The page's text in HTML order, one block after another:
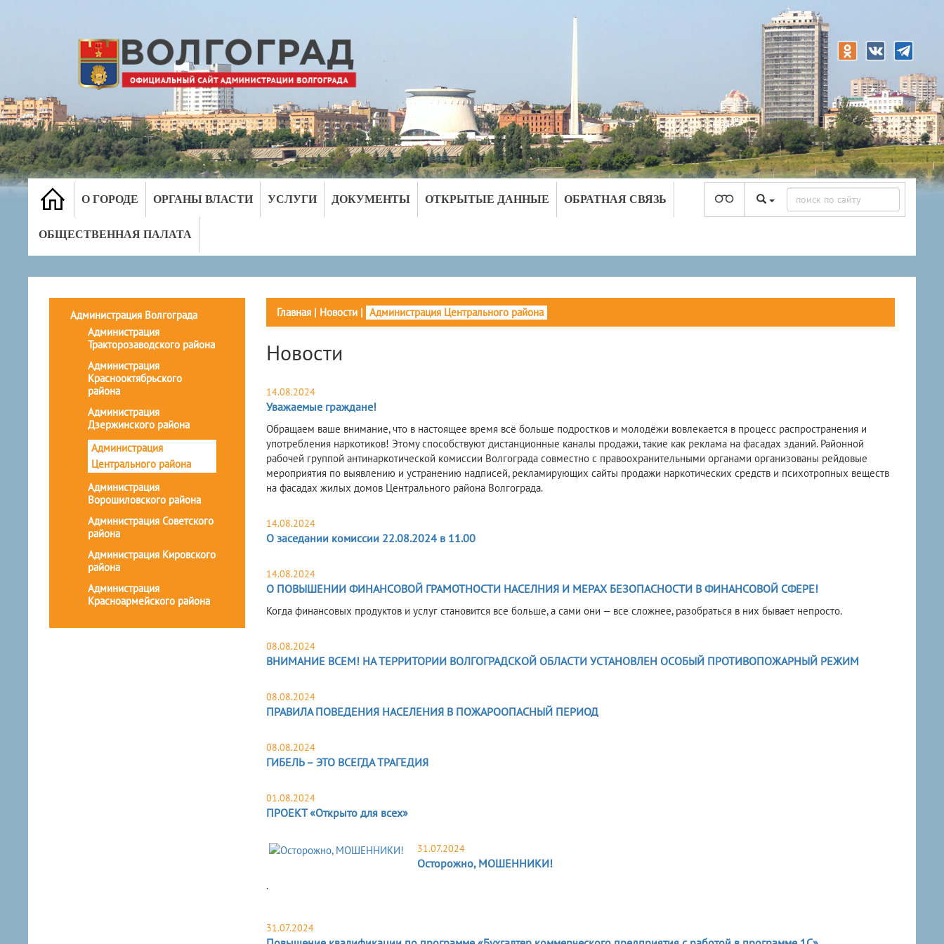
О ГОРОДЕ ОРГАНЫ ВЛАСТИ УСЛУГИ ДОКУМЕНТЫ ОТКРЫТЫЕ ДАННЫЕ ОБРАТНАЯ СВЯЗЬ
ОБЩЕСТВЕННАЯ ПАЛАТА
Администрация Волгограда
Администрация
Тракторозаводского района
Администрация
Краснооктябрьского
района
Администрация
Дзержинского района
Администрация
Центрального района
Администрация
Ворошиловского района
Администрация Советского
района
Администрация Кировского
района
Администрация
Красноармейского района
Главная| Новости| Администрация Центрального района
Новости
14.08.2024
Уважаемые граждане!
Обращаем ваше внимание, что в настоящее время всё больше подростков и молодёжи вовлекается в процесс распространения и
употребления наркотиков! Этому способствуют дистанционные каналы продажи, такие как реклама на фасадах зданий. Районной
рабочей группой антинаркотической комиссии Волгограда совместно с правоохранительными органами организованы рейдовые
мероприятия по выявлению и устранению надписей, рекламирующих сайты продажи наркотических средств и психотропных веществ
на фасадах жилых домов Центрального района Волгограда.
14.08.2024
О заседании комиссии 22.08.2024 в 11.00
14.08.2024
О ПОВЫШЕНИИ ФИНАНСОВОЙ ГРАМОТНОСТИ НАСЕЛНИЯ И МЕРАХ БЕЗОПАСНОСТИ В ФИНАНСОВОЙ СФЕРЕ!
Когда финансовых продуктов и услуг становится все больше, а сами они — все сложнее, разобраться в них бывает непросто.
08.08.2024
ВНИМАНИЕ ВСЕМ! НА ТЕРРИТОРИИ ВОЛГОГРАДСКОЙ ОБЛАСТИ УСТАНОВЛЕН ОСОБЫЙ ПРОТИВОПОЖАРНЫЙ РЕЖИМ
08.08.2024
ПРАВИЛА ПОВЕДЕНИЯ НАСЕЛЕНИЯ В ПОЖАРООПАСНЫЙ ПЕРИОД
08.08.2024
ГИБЕЛЬ – ЭТО ВСЕГДА ТРАГЕДИЯ
01.08.2024
ПРОЕКТ «Открыто для всех»
31.07.2024
Осторожно, МОШЕННИКИ!
.
31.07.2024